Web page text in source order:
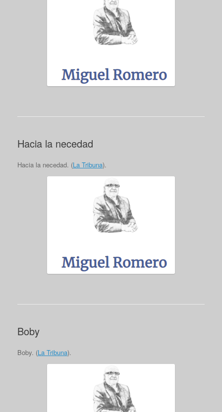
Hacia la necedad
Hacia la necedad. (La Tribuna).
Boby
Boby. (La Tribuna).